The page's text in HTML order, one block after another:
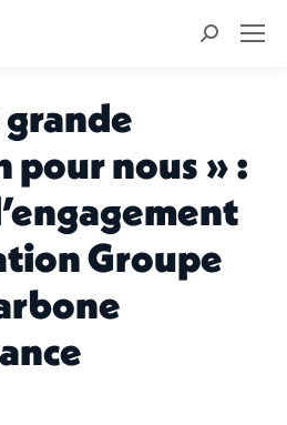
Recherche
grande
pour nous » :
Groupe